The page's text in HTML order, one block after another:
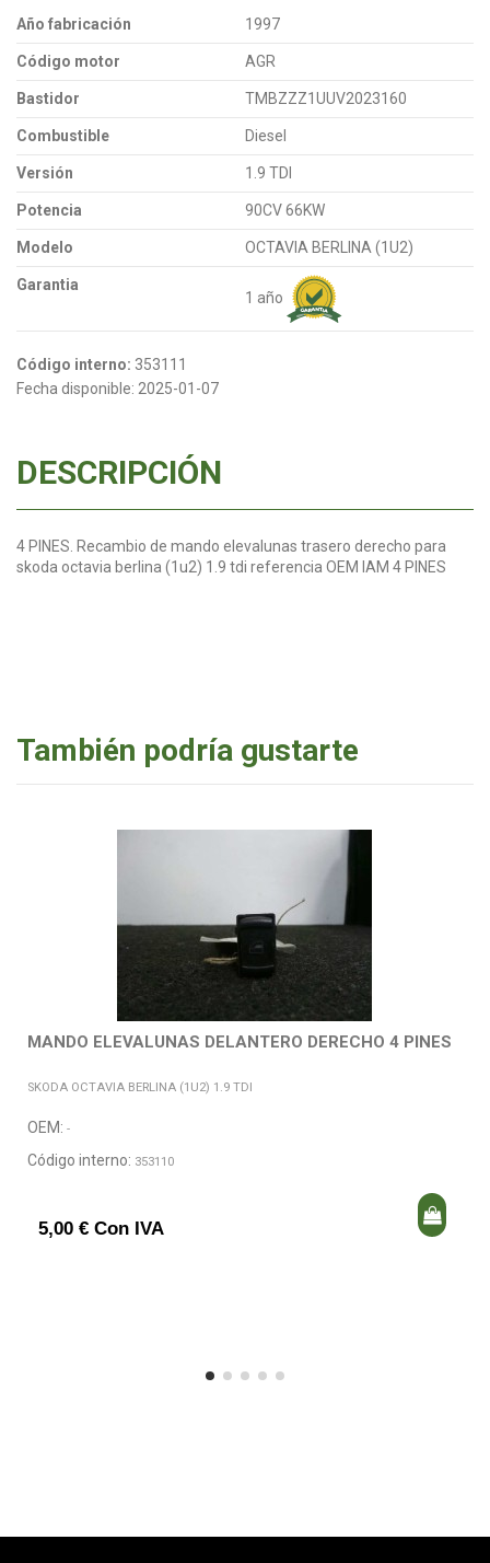
Año fabricación 1997
Código motor AGR
Bastidor TMBZZZ1UUV2023160
Combustible Diesel
Versión 1.9 TDI
Potencia 90CV 66KW
Modelo OCTAVIA BERLINA (1U2)
Garantia
1 año
Código interno: 353111
Fecha disponible: 2025-01-07
DESCRIPCIÓN
4 PINES. Recambio de mando elevalunas trasero derecho para
skoda octavia berlina (1u2) 1.9 tdi referencia OEM IAM 4 PINES
También podría gustarte
MANDO ELEVALUNAS DELANTERO DERECHO 4 PINES
SKODA OCTAVIA BERLINA (1U2) 1.9 TDI
OEM: -
Código interno: 353110
5,00 € Con IVA